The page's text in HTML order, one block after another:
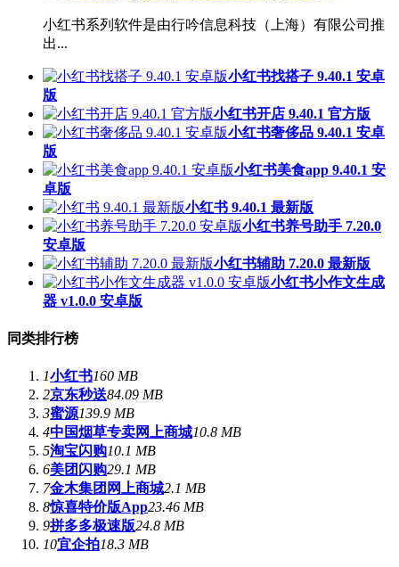
小红书系列软件是由行吟信息科技（上海）有限公司推
出...
小红书找搭子 9.40.1 安卓
版
小红书开店 9.40.1 官方版
小红书奢侈品 9.40.1 安卓
版
小红书美食app 9.40.1 安
卓版
小红书 9.40.1 最新版
小红书养号助手 7.20.0
安卓版
小红书辅助 7.20.0 最新版
小红书小作文生成
器 v1.0.0 安卓版
同类排行榜
1小红书160 MB
2京东秒送84.09 MB
3蜜源139.9 MB
4中国烟草专卖网上商城10.8 MB
5淘宝闪购10.1 MB
6美团闪购29.1 MB
7金木集团网上商城2.1 MB
8惊喜特价版App23.46 MB
9拼多多极速版24.8 MB
10宜企拍18.3 MB